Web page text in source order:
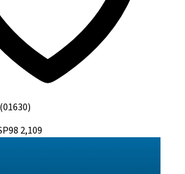
(01630)
2,109